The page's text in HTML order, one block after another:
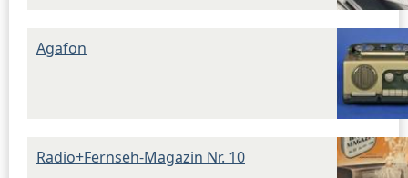
Agafon
Radio+Fernseh-Magazin Nr. 10